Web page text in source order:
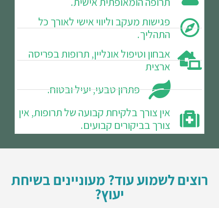
פגישות מעקב וליווי אישי לאורך כל
התהליך.
אבחון וטיפול אונליין, תרופות בפריסה
ארצית
פתרון טבעי, יעיל ובטוח.
אין צורך בלקיחת קבועה של תרופות, אין
צורך בביקורים קבועים.
רוצים לשמוע עוד? מעוניינים בשיחת
יעוץ?